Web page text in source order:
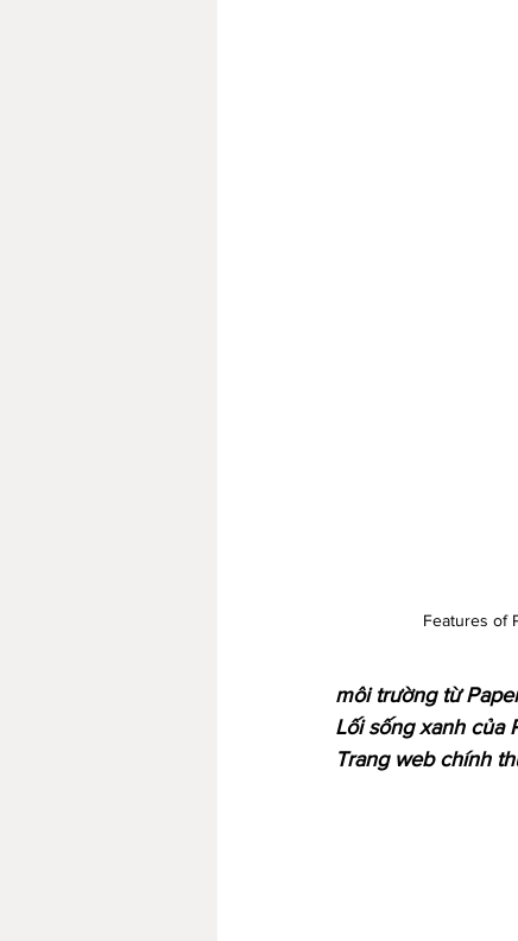
Features of
môi trường từ
Lối sống xanh của
Trang web chính